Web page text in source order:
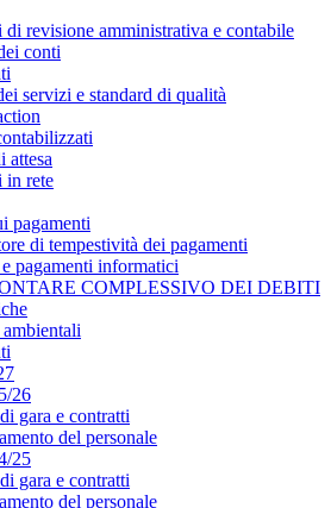
di revisione amministrativa e contabile
conti
servizi e standard di qualità
attesa
in rete
pagamenti
di tempestività dei pagamenti
pagamenti informatici
COMPLESSIVO DEI DEBITI
26
gara e contratti
del personale
25
gara e contratti
del personale